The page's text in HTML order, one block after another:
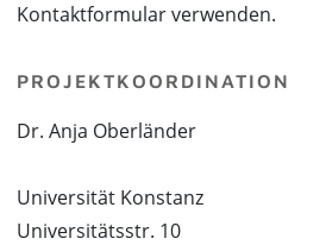
Kontaktformular verwenden.
PROJEKTKOORDINATION
Dr. Anja Oberländer
Universität Konstanz
Universitätsstr. 10